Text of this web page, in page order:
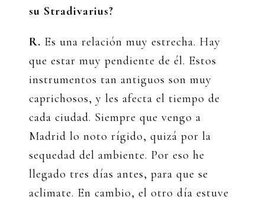
su Stradivarius?
R. Es una relación muy estrecha. Hay
que estar muy pendiente de él. Estos
instrumentos tan antiguos son muy
caprichosos, y les afecta el tiempo de
cada ciudad. Siempre que vengo a
Madrid lo noto rígido, quizá por la
sequedad del ambiente. Por eso he
llegado tres días antes, para que se
aclimate. En cambio, el otro día estuve